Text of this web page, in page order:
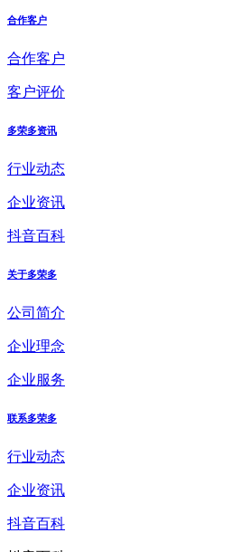
合作客户
合作客户
客户评价
多荣多资讯
行业动态
企业资讯
抖音百科
关于多荣多
公司简介
企业理念
企业服务
联系多荣多
行业动态
企业资讯
抖音百科